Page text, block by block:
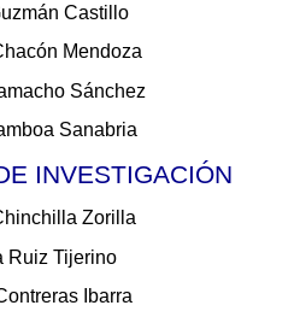
Castillo
Mendoza
Sánchez
Sanabria
INVESTIGACIÓN
Zorilla
Ruiz Tijerino
Ibarra